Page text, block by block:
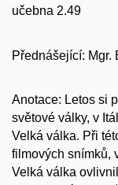
učebna 2.49
Přednášející: Mgr.
Anotace: Letos si
světové války, v
Velká válka. Při
filmových snímků,
Velká válka